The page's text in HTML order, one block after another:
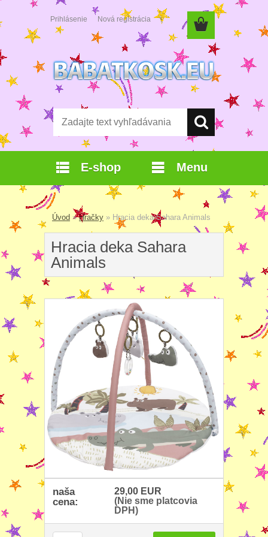
Prihlásenie Nová registrácia
E-shop Menu
Úvod » Hračky » Hracia deka Sahara Animals
Hracia deka Sahara
Animals
naša
cena:
29,00 EUR
(Nie sme platcovia
DPH)